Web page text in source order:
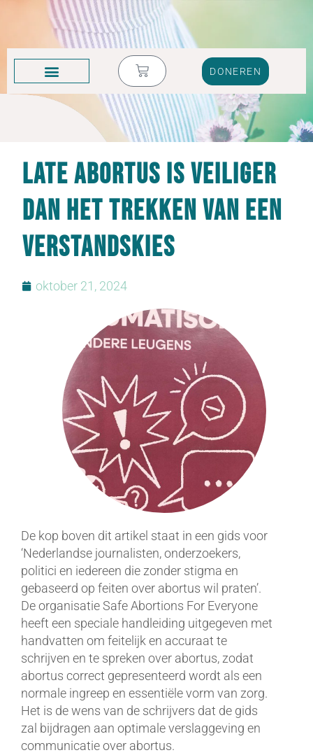
DONEREN
Late abortus is veiliger
dan het trekken van een
verstandskies
oktober 21, 2024
De kop boven dit artikel staat in een gids voor
‘Nederlandse journalisten, onderzoekers,
politici en iedereen die zonder stigma en
gebaseerd op feiten over abortus wil praten’.
De organisatie Safe Abortions For Everyone
heeft een speciale handleiding uitgegeven met
handvatten om feitelijk en accuraat te
schrijven en te spreken over abortus, zodat
abortus correct gepresenteerd wordt als een
normale ingreep en essentiële vorm van zorg.
Het is de wens van de schrijvers dat de gids
zal bijdragen aan optimale verslaggeving en
communicatie over abortus.